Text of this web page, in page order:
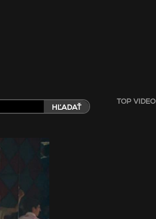
TOP VIDEO
HĽADAŤ